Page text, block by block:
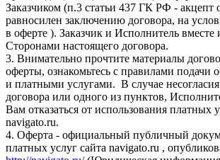
Заказчиком (п.3 статьи 437 ГК РФ - акцепт
равносилен заключению договора, на
в оферте ). Заказчик и Исполнитель вместе
Сторонами настоящего договора.
3. Внимательно прочтите материалы
оферты, ознакомьтесь с правилами подачи
и платными услугами. В случае
договора или одного из пунктов,
Вам отказаться от использования платных
navigato.ru.
4. Оферта - официальный публичный
платных услуг сайта navigato.ru ,